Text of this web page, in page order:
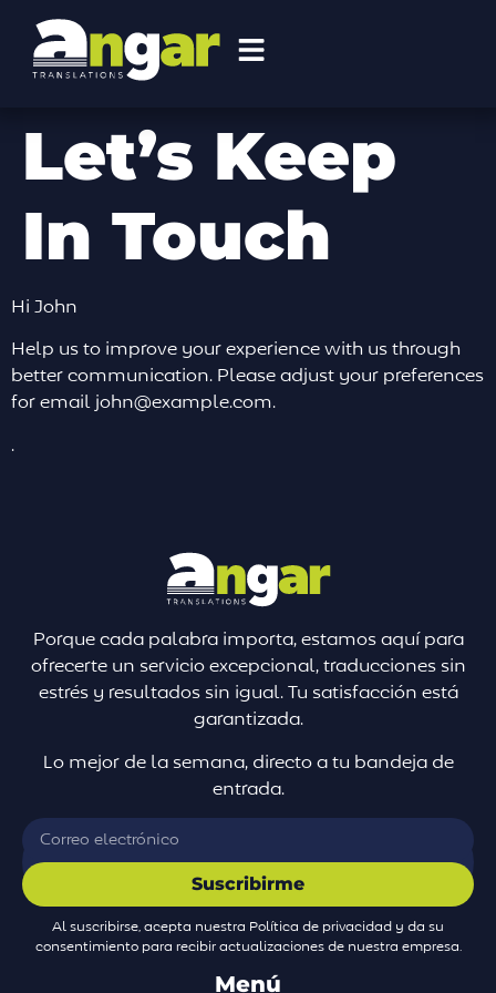
Let’s Keep
In Touch
Hi John
Help us to improve your experience with us through
better communication. Please adjust your preferences
for email john@example.com.
.
Porque cada palabra importa, estamos aquí para
ofrecerte un servicio excepcional, traducciones sin
estrés y resultados sin igual. Tu satisfacción está
garantizada.
Lo mejor de la semana, directo a tu bandeja de
entrada.
Suscribirme
Al suscribirse, acepta nuestra Política de privacidad y da su
consentimiento para recibir actualizaciones de nuestra empresa.
Menú